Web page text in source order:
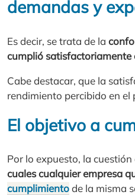
demandas y
Es decir, se trata de la
cumplió
Cabe destacar, que la
rendimiento percibido en
El objetivo a
Por lo expuesto, la
cuales cualquier empresa
cumplimientode la misma